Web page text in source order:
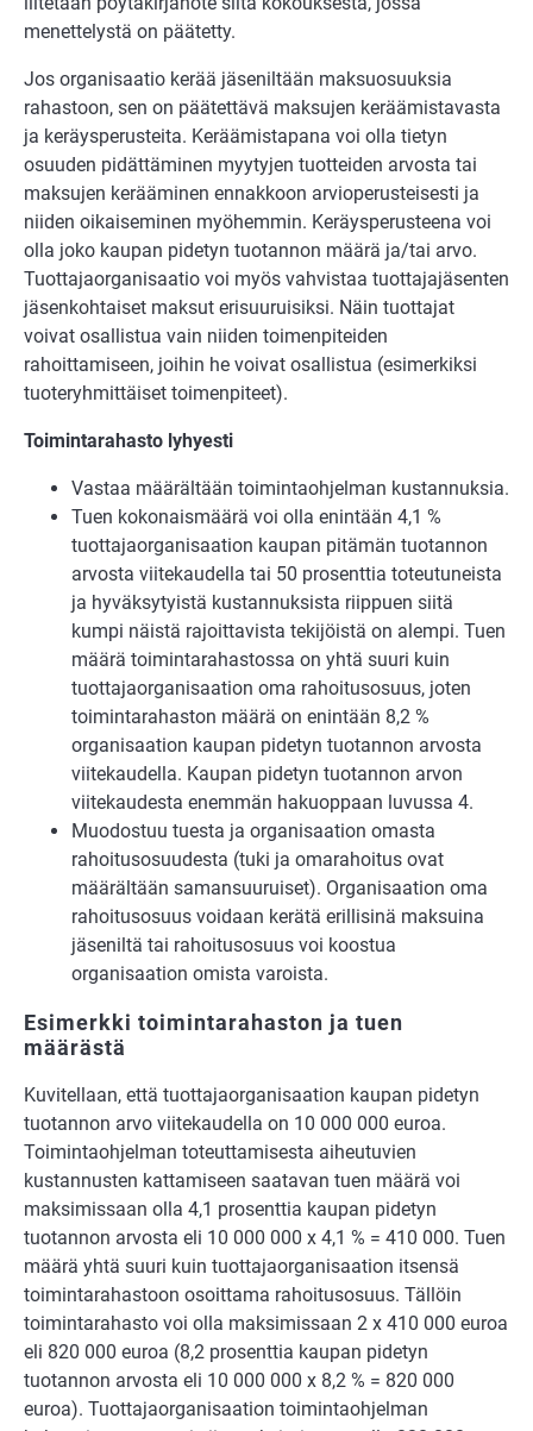
menettelystä on päätetty.
Jos organisaatio kerää jäseniltään maksuosuuksia
rahastoon, sen on päätettävä maksujen keräämistavasta
ja keräysperusteita. Keräämistapana voi olla tietyn
osuuden pidättäminen myytyjen tuotteiden arvosta tai
maksujen kerääminen ennakkoon arvioperusteisesti ja
niiden oikaiseminen myöhemmin. Keräysperusteena voi
olla joko kaupan pidetyn tuotannon määrä ja/tai arvo.
Tuottajaorganisaatio voi myös vahvistaa tuottajajäsenten
jäsenkohtaiset maksut erisuuruisiksi. Näin tuottajat
voivat osallistua vain niiden toimenpiteiden
rahoittamiseen, joihin he voivat osallistua (esimerkiksi
tuoteryhmittäiset toimenpiteet).
Toimintarahasto lyhyesti
Vastaa määrältään toimintaohjelman kustannuksia.
Tuen kokonaismäärä voi olla enintään 4,1 %
tuottajaorganisaation kaupan pitämän tuotannon
arvosta viitekaudella tai 50 prosenttia toteutuneista
ja hyväksytyistä kustannuksista riippuen siitä
kumpi näistä rajoittavista tekijöistä on alempi. Tuen
määrä toimintarahastossa on yhtä suuri kuin
tuottajaorganisaation oma rahoitusosuus, joten
toimintarahaston määrä on enintään 8,2 %
organisaation kaupan pidetyn tuotannon arvosta
viitekaudella. Kaupan pidetyn tuotannon arvon
viitekaudesta enemmän hakuoppaan luvussa 4.
Muodostuu tuesta ja organisaation omasta
rahoitusosuudesta (tuki ja omarahoitus ovat
määrältään samansuuruiset). Organisaation oma
rahoitusosuus voidaan kerätä erillisinä maksuina
jäseniltä tai rahoitusosuus voi koostua
organisaation omista varoista.
Esimerkki toimintarahaston ja tuen
määrästä
Kuvitellaan, että tuottajaorganisaation kaupan pidetyn
tuotannon arvo viitekaudella on 10 000 000 euroa.
Toimintaohjelman toteuttamisesta aiheutuvien
kustannusten kattamiseen saatavan tuen määrä voi
maksimissaan olla 4,1 prosenttia kaupan pidetyn
tuotannon arvosta eli 10 000 000 x 4,1 % = 410 000. Tuen
määrä yhtä suuri kuin tuottajaorganisaation itsensä
toimintarahastoon osoittama rahoitusosuus. Tällöin
toimintarahasto voi olla maksimissaan 2 x 410 000 euroa
eli 820 000 euroa (8,2 prosenttia kaupan pidetyn
tuotannon arvosta eli 10 000 000 x 8,2 % = 820 000
euroa). Tuottajaorganisaation toimintaohjelman